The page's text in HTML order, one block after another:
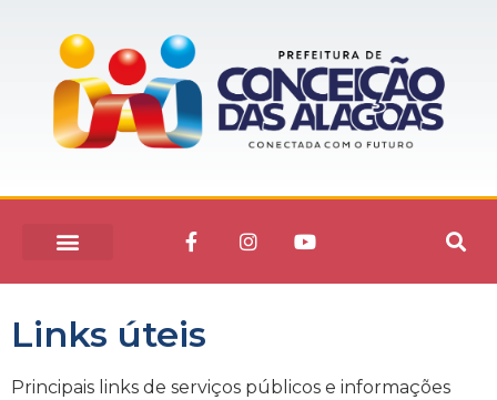
Links úteis
Principais links de serviços públicos e informações